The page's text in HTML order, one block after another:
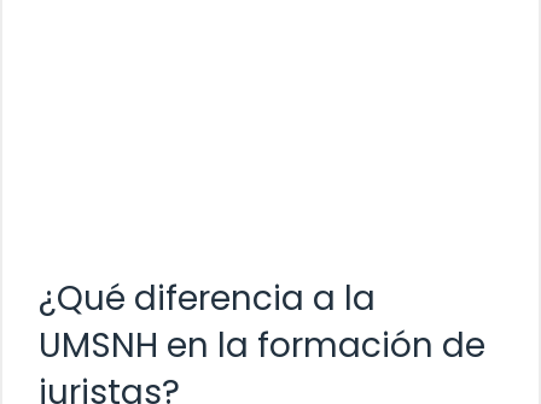
¿Qué diferencia a la
UMSNH en la formación de
juristas?